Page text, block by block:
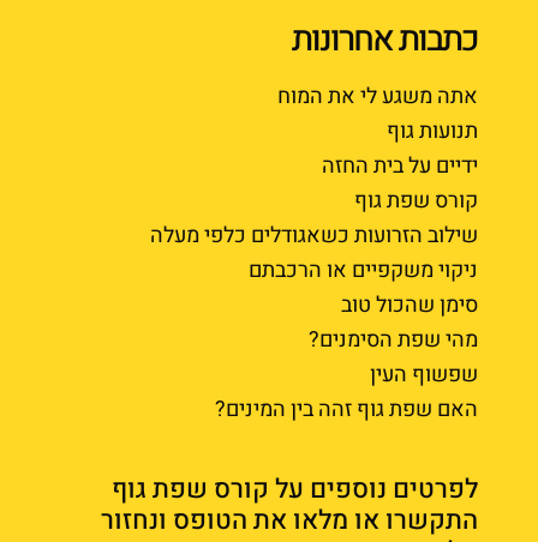
כתבות אחרונות
אתה משגע לי את המוח
תנועות גוף
ידיים על בית החזה
קורס שפת גוף
שילוב הזרועות כשאגודלים כלפי מעלה
ניקוי משקפיים או הרכבתם
סימן שהכול טוב
מהי שפת הסימנים?
שפשוף העין
האם שפת גוף זהה בין המינים?
לפרטים נוספים על קורס שפת גוף
התקשרו או מלאו את הטופס ונחזור